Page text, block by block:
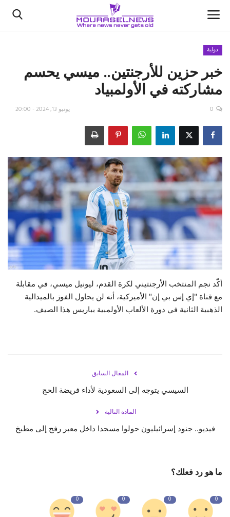
الأخبار
كتّابنا
اقتصاد
علوم وتكنولوجيا
رياضة
فيديو
حياة
دولية
خبر حزين للأرجنتين.. ميسي يحسم
مشاركته في الأولمبياد
يونيو 13, 2024 - 20:00 0
أكّد نجم المنتخب الأرجنتيني لكرة القدم، ليونيل ميسي، في مقابلة
مع قناة "إي إس بي إن" الأميركية، أنه لن يحاول الفوز بالميدالية
الذهبية الثانية في دورة الألعاب الأولمبية بباريس هذا الصيف.
المقال السابق
السيسي يتوجه إلى السعودية لأداء فريضة الحج
المادة التالية
فيديو.. جنود إسرائيليون حولوا مسجدا داخل معبر رفح إلى مطبخ
ما هو رد فعلك؟
0
0
0
0